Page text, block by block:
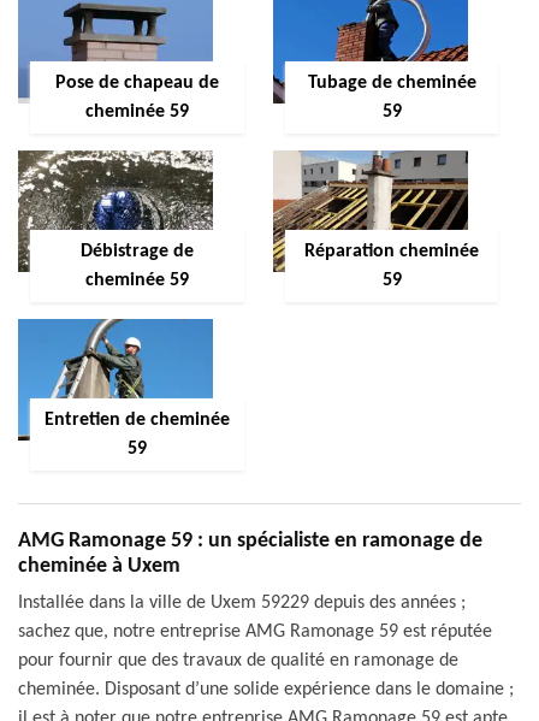
Pose de chapeau de
cheminée 59
Tubage de cheminée
59
Débistrage de
cheminée 59
Réparation cheminée
59
Entretien de cheminée
59
AMG Ramonage 59 : un spécialiste en ramonage de
cheminée à Uxem
Installée dans la ville de Uxem 59229 depuis des années ;
sachez que, notre entreprise AMG Ramonage 59 est réputée
pour fournir que des travaux de qualité en ramonage de
cheminée. Disposant d’une solide expérience dans le domaine ;